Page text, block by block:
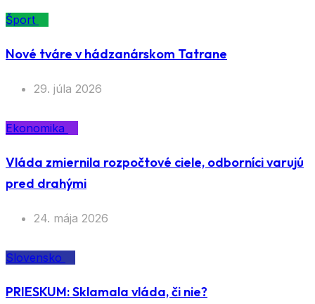
Šport
Nové tváre v hádzanárskom Tatrane
29. júla 2026
Ekonomika
Vláda zmiernila rozpočtové ciele, odborníci varujú
pred drahými
24. mája 2026
Slovensko
PRIESKUM: Sklamala vláda, či nie?